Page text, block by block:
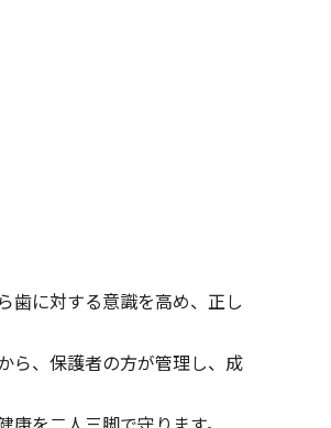
歯に対する意識を高め、正し
ら、保護者の方が管理し、成